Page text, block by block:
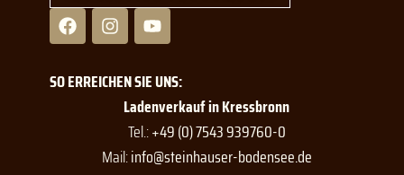
F
a
c
e
b
I
n
s
t
a
m
Y
o
u
t
u
b
e
SO ERREICHEN SIE UNS:
Ladenverkauf in Kressbronn
Tel.:+49 (0) 7543 939760-0
Mail:info@steinhauser-bodensee.de